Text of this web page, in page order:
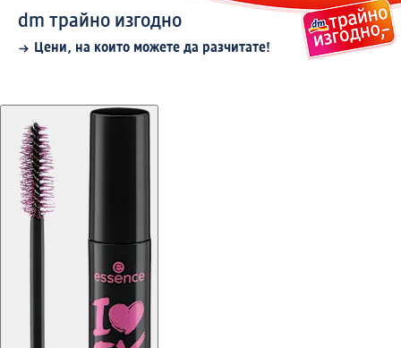
dm трайно изгодно
Цени, на които можете да разчитате!